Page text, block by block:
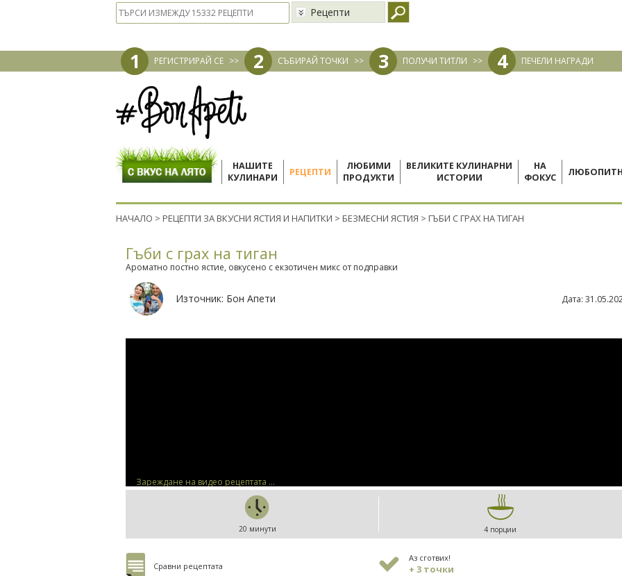
Рецепти
1 РЕГИСТРИРАЙ СЕ >> 2 СЪБИРАЙ ТОЧКИ >> 3 ПОЛУЧИ ТИТЛИ >> 4 ПЕЧЕЛИ НАГРАДИ
НАШИТЕ
КУЛИНАРИ
РЕЦЕПТИ
ЛЮБИМИ
ПРОДУКТИ
ВЕЛИКИТЕ КУЛИНАРНИ
ИСТОРИИ
НА
ФОКУС
НАЧАЛО > РЕЦЕПТИ ЗА ВКУСНИ ЯСТИЯ И НАПИТКИ > БЕЗМЕСНИ ЯСТИЯ > ГЪБИ С ГРАХ НА ТИГАН
Гъби с грах на тиган
Ароматно постно ястие, овкусено с екзотичен микс от подправки
Източник: Бон Апети Дата:
Зареждане на видео рецептата ...
20 минути 4 порции
Сравни рецептата
Аз сготвих!
+ 3 точки